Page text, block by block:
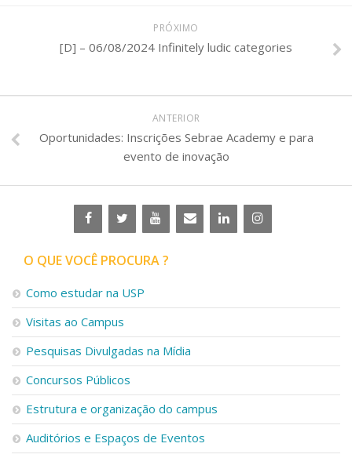
PRÓXIMO
[D] – 06/08/2024 Infinitely ludic categories
ANTERIOR
Oportunidades: Inscrições Sebrae Academy e para
evento de inovação
O QUE VOCÊ PROCURA ?
Como estudar na USP
Visitas ao Campus
Pesquisas Divulgadas na Mídia
Concursos Públicos
Estrutura e organização do campus
Auditórios e Espaços de Eventos